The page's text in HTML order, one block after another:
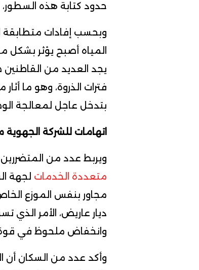
حدود كتابة هذه
وبحسب إفادات متطابقة
المياه أصبح يؤثر بشكل
يجد العديد من
فترات الذروة، وهو ما
بتدخل عاجل لمعالجة
اتهامات للشركة
ويربط عدد من المتضررين
متعددة الخدمات لجهة
مجاور بنفس الموزع
ديار عاريض، الأمر
وانخفاض ملحوظ في قوة
وأكد عدد من السكان أن